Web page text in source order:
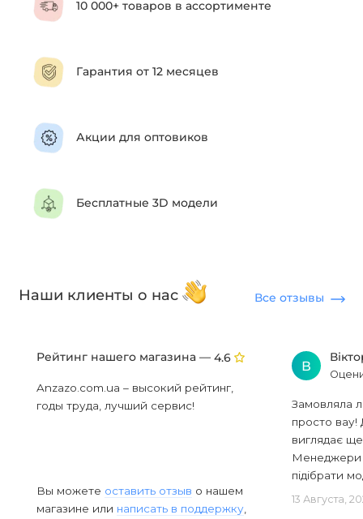
10 000+ товаров в ассортименте
Гарантия от 12 месяцев
Акции для оптовиков
Бесплатные 3D модели
Наши клиенты о нас Все отзывы
Рейтинг нашего магазина — 4.6
Anzazo.com.ua – высокий рейтинг,
годы труда, лучший сервис!
Вы можете оставить отзыв о нашем
магазине или написать в поддержку,
В
Замовляла
просто вау!
виглядає
Менеджери
підібрати
13 Августа,